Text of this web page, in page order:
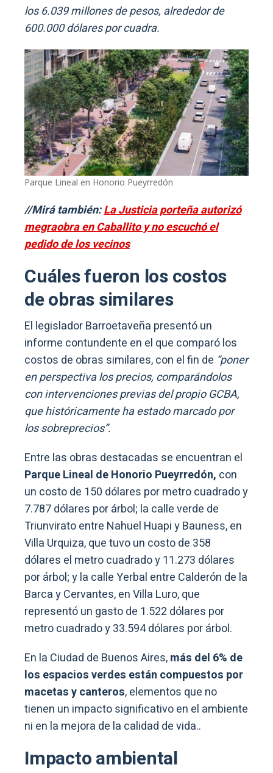
los 6.039 millones de pesos, alrededor de
600.000 dólares por cuadra.
Parque Lineal en Honorio Pueyrredón
//Mirá también:La Justicia porteña autorizó
megraobra en Caballito y no escuchó el
pedido de los vecinos
Cuáles fueron los costos
de obras similares
El legislador Barroetaveña presentó un
informe contundente en el que comparó los
costos de obras similares, con el fin de “poner
en perspectiva los precios, comparándolos
con intervenciones previas del propio GCBA,
que históricamente ha estado marcado por
los sobreprecios”.
Entre las obras destacadas se encuentran el
Parque Lineal de Honorio Pueyrredón, con
un costo de 150 dólares por metro cuadrado y
7.787 dólares por árbol; la calle verde de
Triunvirato entre Nahuel Huapi y Bauness, en
Villa Urquiza, que tuvo un costo de 358
dólares el metro cuadrado y 11.273 dólares
por árbol; y la calle Yerbal entre Calderón de la
Barca y Cervantes, en Villa Luro, que
representó un gasto de 1.522 dólares por
metro cuadrado y 33.594 dólares por árbol.
En la Ciudad de Buenos Aires,más del 6% de
los espacios verdes están compuestos por
macetas y canteros, elementos que no
tienen un impacto significativo en el ambiente
ni en la mejora de la calidad de vida..
Impacto ambiental